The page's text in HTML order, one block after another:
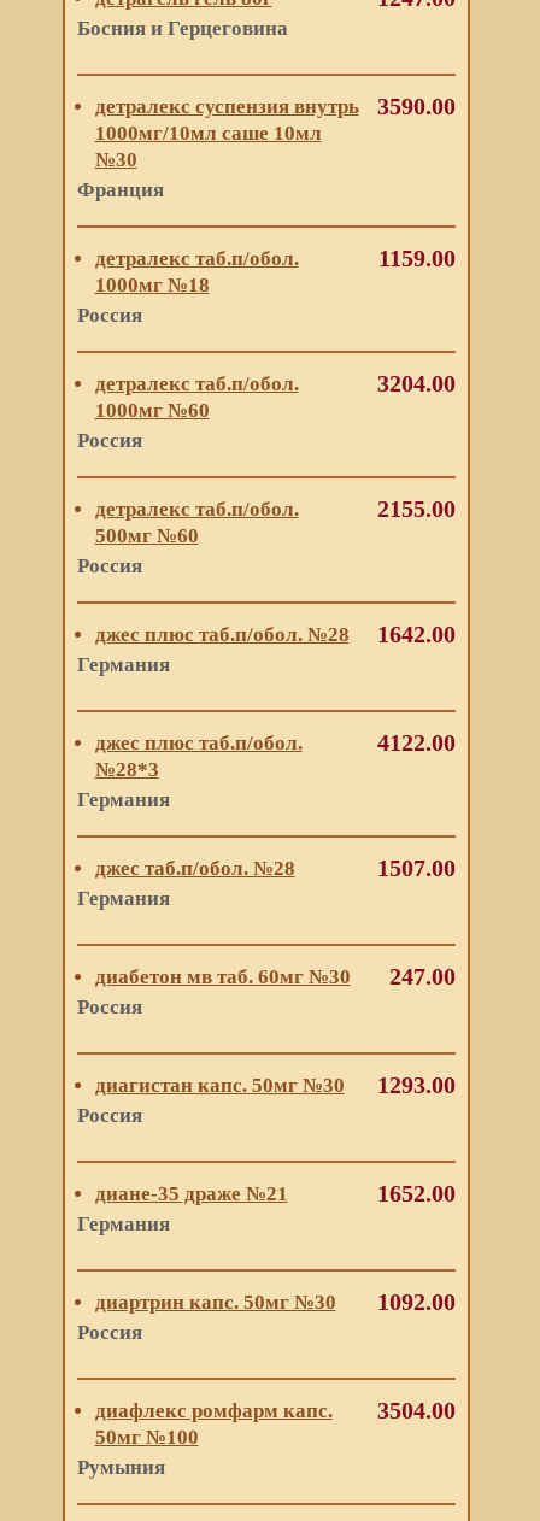
Босния и Герцеговина
детралекс суспензия внутрь
1000мг/10мл саше 10мл
№30
Франция
3590.00
детралекс таб.п/обол.
1000мг №18
Россия
1159.00
детралекс таб.п/обол.
1000мг №60
Россия
3204.00
детралекс таб.п/обол.
500мг №60
Россия
2155.00
джес плюс таб.п/обол. №28
Германия
1642.00
джес плюс таб.п/обол.
№28*3
Германия
4122.00
джес таб.п/обол. №28
Германия
1507.00
диабетон мв таб. 60мг №30
Россия
247.00
диагистан капс. 50мг №30
Россия
1293.00
диане-35 драже №21
Германия
1652.00
диартрин капс. 50мг №30
Россия
1092.00
диафлекс ромфарм капс.
50мг №100
Румыния
3504.00